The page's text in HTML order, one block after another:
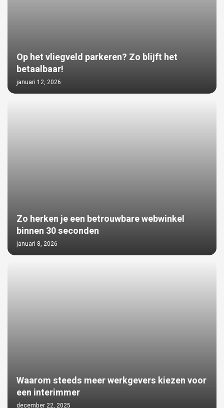
Op het vliegveld parkeren? Zo blijft het
betaalbaar!
januari 12, 2026
Zo herken je een betrouwbare webwinkel
binnen 30 seconden
januari 8, 2026
Waarom steeds meer werkgevers kiezen voor
een interimmer
december 22, 2025